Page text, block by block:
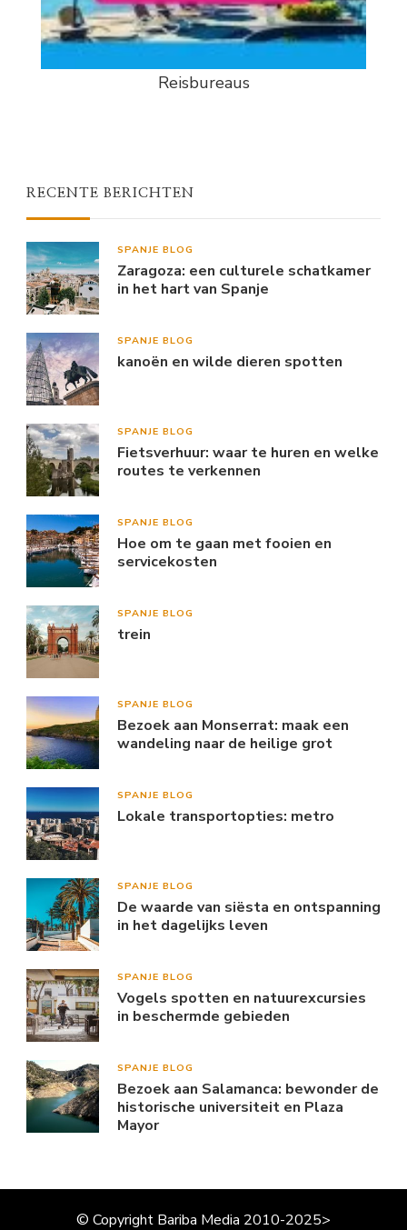
Reisbureaus
RECENTE BERICHTEN
SPANJE BLOG
Zaragoza: een culturele schatkamer
in het hart van Spanje
SPANJE BLOG
kanoën en wilde dieren spotten
SPANJE BLOG
Fietsverhuur: waar te huren en welke
routes te verkennen
SPANJE BLOG
Hoe om te gaan met fooien en
servicekosten
SPANJE BLOG
trein
SPANJE BLOG
Bezoek aan Monserrat: maak een
wandeling naar de heilige grot
SPANJE BLOG
Lokale transportopties: metro
SPANJE BLOG
De waarde van siësta en ontspanning
in het dagelijks leven
SPANJE BLOG
Vogels spotten en natuurexcursies
in beschermde gebieden
SPANJE BLOG
Bezoek aan Salamanca: bewonder de
historische universiteit en Plaza
Mayor
© Copyright Bariba Media 2010-2025>